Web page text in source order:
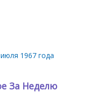
1967 года
За Неделю